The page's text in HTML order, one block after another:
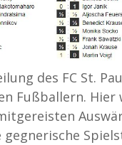
des FC St.
Fußballern. Hier
gegnerische